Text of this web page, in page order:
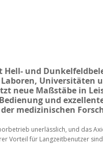
Hell- und
Universitäten
neue Maßstäbe in
und
medizinischen
unerlässlich, und das
Vorteil für Langzeitbenutzer